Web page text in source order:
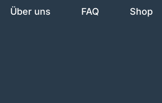
Über uns FAQ Shop